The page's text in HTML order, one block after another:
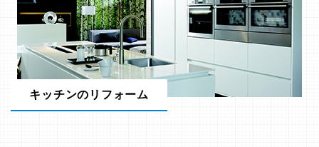
キッチンのリフォーム